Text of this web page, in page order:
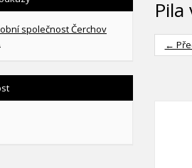
Pila
←
společnost Čerchov